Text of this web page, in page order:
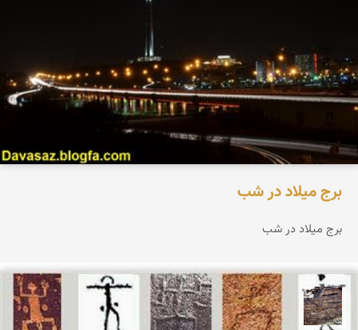
برج میلاد در شب
برج میلاد در شب
محمد ناصری فرد